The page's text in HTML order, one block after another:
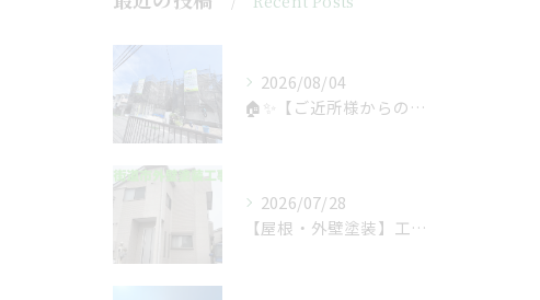
2026/08/04
🏠✨【ご近所様からのご紹介で、工事スタート！】✨🏠
2026/07/28
【屋根・外壁塗装】工事着工しました❗️